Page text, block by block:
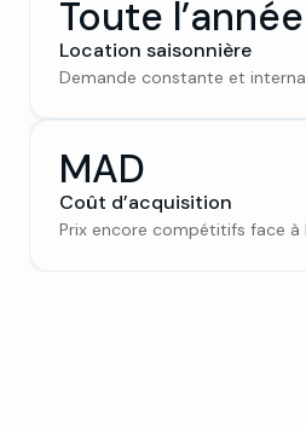
Toute l’année
Location saisonnière
Demande constante et
MAD
Coût d’acquisition
Prix encore compétitifs face à